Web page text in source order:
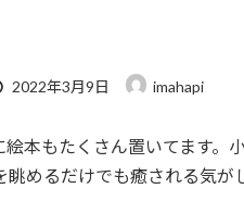
最
新
日
時
2022年3月9日 imahapi
絵本もたくさん置いてます。
めるだけでも癒される気が